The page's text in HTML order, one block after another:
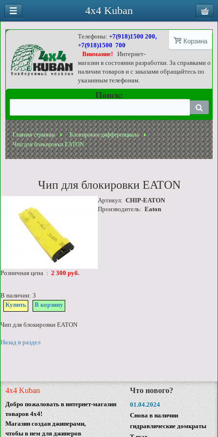
Корзина
Телефоны:+7(918)1500 200,
+7(918)1500 700
Внимание!
Интернет-
магазин в состоянии разработки. За справками о
наличии товаров и с заказами обращайтесь по
указанным телефонам.
Поиск:
Главная страница
Блокировки дифференциала
Чип для блокировки EATON
Чип для блокировки EATON
Артикул: CHIP-EATON
Производитель: Eaton
Розничная цена : 2 300 руб.
В наличии: 3
Купить
В корзину
Чип для блокировки EATON
Назад в раздел
4x4 Kuban
Добро пожаловать в интернет-магазин
товаров 4x4!
Магазин создан джиперами,
чтобы в нем для джиперов
Что нового?
01.04.2024
Снова в наличии
гидравлические домкраты
4x4 Kuban